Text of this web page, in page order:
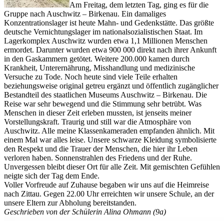
Am Freitag, dem letzten Tag, ging es für die
Gruppe nach Auschwitz – Birkenau. Ein damaliges
Konzentrationslager ist heute Mahn- und Gedenkstätte. Das größte
deutsche Vernichtungslager im nationalsozialistischen Staat. Im
Lagerkomplex Auschwitz wurden etwa 1,1 Millionen Menschen
ermordet. Darunter wurden etwa 900 000 direkt nach ihrer Ankunft
in den Gaskammern getötet. Weitere 200.000 kamen durch
Krankheit, Unterernährung, Misshandlung und medizinische
Versuche zu Tode. Noch heute sind viele Teile erhalten
beziehungsweise original getreu ergänzt und öffentlich zugänglicher
Bestandteil des staatlichen Museums Auschwitz – Birkenau. Die
Reise war sehr bewegend und die Stimmung sehr betrübt. Was
Menschen in dieser Zeit erleben mussten, ist jenseits meiner
Vorstellungskraft. Traurig und still war die Atmosphäre von
Auschwitz. Alle meine Klassenkameraden empfanden ähnlich. Mit
einem Mal war alles leise. Unsere schwarze Kleidung symbolisierte
den Respekt und die Trauer der Menschen, die hier ihr Leben
verloren haben. Sonnenstrahlen des Friedens und der Ruhe.
Unvergessen bleibt dieser Ort für alle Zeit. Mit gemischten Gefühlen
neigte sich der Tag dem Ende.
Voller Vorfreude auf Zuhause begaben wir uns auf die Heimreise
nach Zittau. Gegen 22.00 Uhr erreichten wir unsere Schule, an der
unsere Eltern zur Abholung bereitstanden.
Geschrieben von der Schülerin Alina Ohmann (9a)